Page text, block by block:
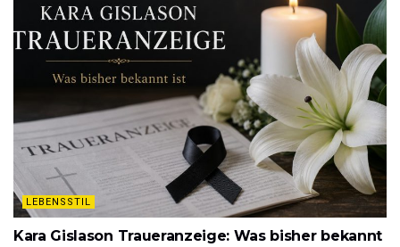
LEBENSSTIL
Kara Gislason Traueranzeige: Was bisher bekannt